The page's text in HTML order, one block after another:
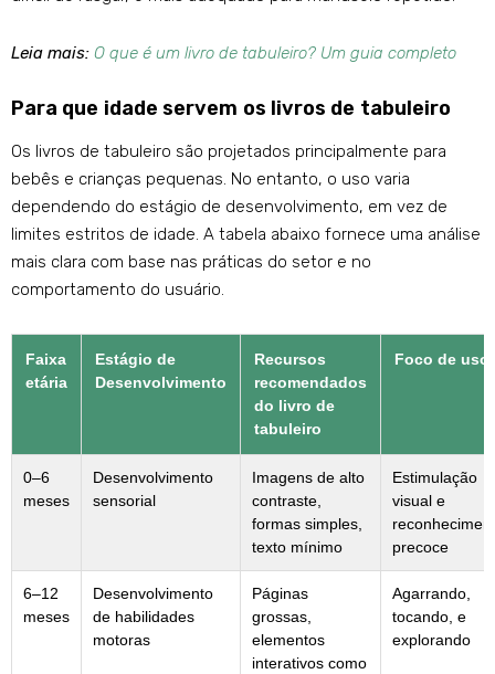
Leia mais: O que é um livro de tabuleiro? Um guia completo
Para que idade servem os livros de tabuleiro
Os livros de tabuleiro são projetados principalmente para
bebês e crianças pequenas. No entanto, o uso varia
dependendo do estágio de desenvolvimento, em vez de
limites estritos de idade. A tabela abaixo fornece uma análise
mais clara com base nas práticas do setor e no
comportamento do usuário.
Faixa
etária
Estágio de
Desenvolvimento
Recursos
recomendados
do livro de
tabuleiro
Foco de uso
0–6
meses
Desenvolvimento
sensorial
Imagens de alto
contraste,
formas simples,
texto mínimo
Estimulação
visual e
precoce
6–12
meses
Desenvolvimento
de habilidades
motoras
Páginas
grossas,
elementos
interativos como
Agarrando,
tocando, e
explorando